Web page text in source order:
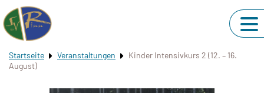
Startseite Veranstaltungen
Kinder Intensivkurs 2 (12. – 16.
August)